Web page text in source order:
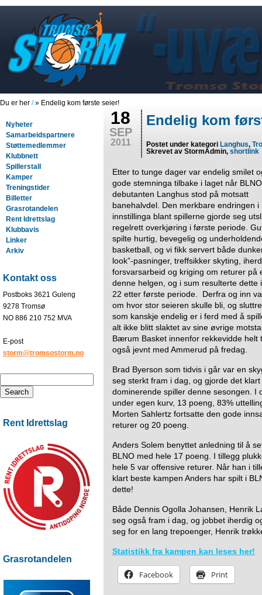
Du er her /» Endelig kom første seier!
Nyheter
Samarbeidspartnere
Støttemedlemmer
Klubbnett
Spillerstall
Kamper
Treningstider
Billetter
Grasrotandelen
Rent Idrettslag
Klubbavis
Linker
Arkiv
Kontakt oss
Postboks 3621 Guleng
9278 Tromsø
NO 886 210 752 MVA
E-post
storm@tromsostorm.no
Rent Idrettslag
Grasrotandelen
18
SEP
2011
Endelig kom
Postet under kategori Langhus,
Skrevet av StormAdmin,shortlink
Etter to tunge dager var endelig smilet
gode stemninga tilbake i laget når
debutanten Langhus stod på motsatt
banehalvdel. Den merkbare endringen i
innstillinga blant spillerne gjorde seg
regelrett overkjøring i første periode.
spilte hurtig, bevegelig og
basketball, og vi fikk servert både
look”-pasninger, treffsikker skyting,
forsvarsarbeid og kriging om returer på
denne helgen, og i sum resulterte dette
22 etter første periode. Derfra og inn
om hvor stor seieren skulle bli, og
som kanskje endelig er i ferd med å
alt ikke blitt slaktet av sine øvrige
Bærum Basket innenfor rekkevidde helt
også jevnt med Ammerud på fredag.
Brad Byerson som tidvis i går var en
seg sterkt fram i dag, og gjorde det
dominerende spiller denne sesongen. I
under egen kurv, 13 poeng, 83%
Morten Sahlertz fortsatte den gode
returer og 20 poeng.
Anders Solem benyttet anledning til å
BLNO med hele 17 poeng. I tillegg
hele 5 var offensive returer. Når han i
klart beste kampen Anders har spilt i
dette!
Både Dennis Ogolla Johansen, Henrik
seg også fram i dag, og jobbet iherdig
seg for en lang trepoenger, Henrik
Statistikk fra kampen kan leses her!
Facebook Print